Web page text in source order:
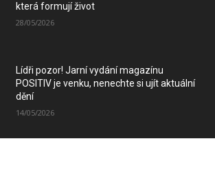
která formují život
28/05/2026
Lídři pozor! Jarní vydání magazínu
POSITIV je venku, nenechte si ujít aktuální
dění
14/05/2026